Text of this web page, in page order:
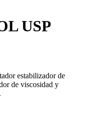
USP
estabilizador de
de viscosidad y